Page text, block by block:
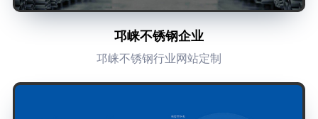
邛崃不锈钢企业
邛崃不锈钢行业网站定制